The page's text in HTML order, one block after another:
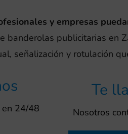
y empresas
banderolas publicitarias en
señalización y rotulación
en 24/48
Te
Nosotros